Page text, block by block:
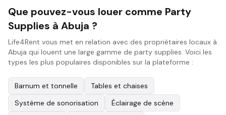
Que pouvez-vous louer comme Party
Supplies à Abuja ?
Life4Rent vous met en relation avec des propriétaires locaux à
Abuja qui louent une large gamme de party supplies. Voici les
types les plus populaires disponibles sur la plateforme :
Barnum et tonnelle
Tables et chaises
Système de sonorisation
Éclairage de scène